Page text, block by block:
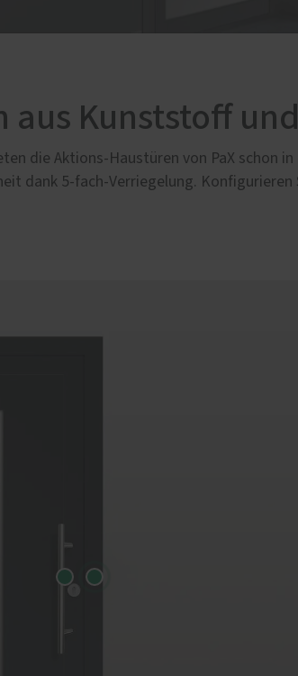
aus Kunststoff
die Aktions-Haustüren von PaX schon
dank 5-fach-Verriegelung.